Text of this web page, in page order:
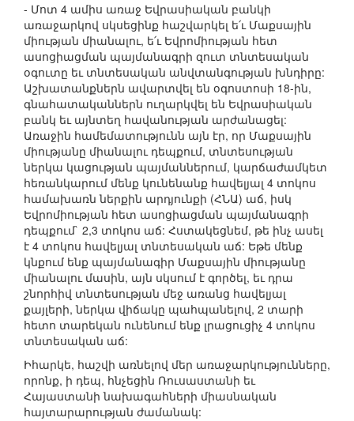
- Մոտ 4 ամիս առաջ Եվրասիական բանկի
առաջարկով սկսեցինք հաշվարկել ե՛ւ Մաքսային
միության միանալու, ե՛ւ Եվրոմիության հետ
ասոցիացման պայմանագրի զուտ տնտեսական
օգուտը եւ տնտեսական անվտանգության խնդիրը:
Աշխատանքներն ավարտվել են օգոստոսի 18-ին,
գնահատականներն ուղարկվել են Եվրասիական
բանկ եւ այնտեղ հավանության արժանացել:
Առաջին համեմատությունն այն էր, որ Մաքսային
միությանը միանալու դեպքում, տնտեսության
ներկա կացության պայմաններում, կարճաժամկետ
հեռանկարում մենք կունենանք հավելյալ 4 տոկոս
համախառն ներքին արդյունքի (ՀՆԱ) աճ, իսկ
Եվրոմիության հետ ասոցիացման պայմանագրի
դեպքում` 2,3 տոկոս աճ: Հստակեցնեմ, թե ինչ ասել
է 4 տոկոս հավելյալ տնտեսական աճ: Եթե մենք
կնքում ենք պայմանագիր Մաքսային միությանը
միանալու մասին, այն սկսում է գործել, եւ դրա
շնորհիվ տնտեսության մեջ առանց հավելյալ
քայլերի, ներկա վիճակը պահպանելով, 2 տարի
հետո տարեկան ունենում ենք լրացուցիչ 4 տոկոս
տնտեսական աճ:
Իհարկե, հաշվի առնելով մեր առաջարկությունները,
որոնք, ի դեպ, հնչեցին Ռուսաստանի եւ
Հայաստանի նախագահների միասնական
հայտարարության ժամանակ: